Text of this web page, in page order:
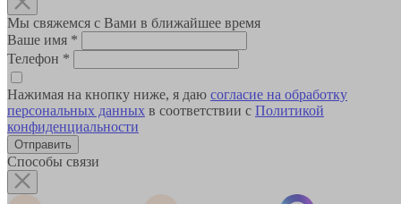
Мы свяжемся с Вами в ближайшее время
Ваше имя *
Телефон *
Нажимая на кнопку ниже, я даю согласие на обработку
персональных данных в соответствии с Политикой
конфиденциальности
Способы связи